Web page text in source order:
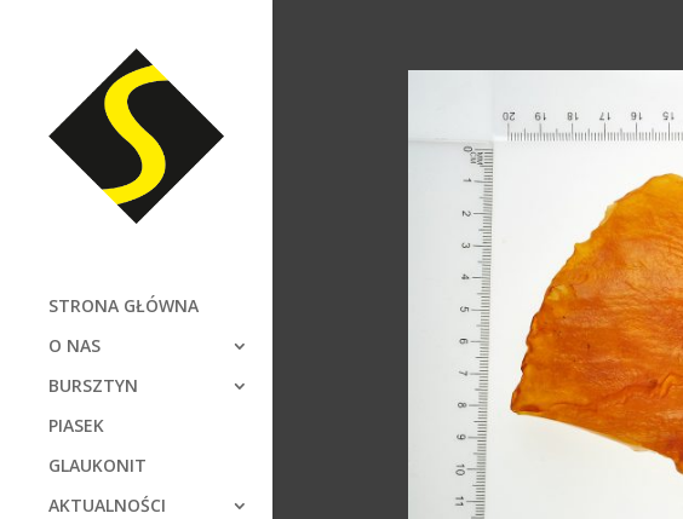
STRONA GŁÓWNA
O NAS
BURSZTYN
PIASEK
GLAUKONIT
AKTUALNOŚCI